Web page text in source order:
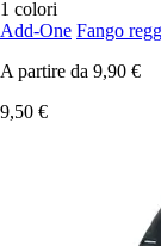
1 colori
Add-One Fango
A partire da 9,90 €
9,50 €